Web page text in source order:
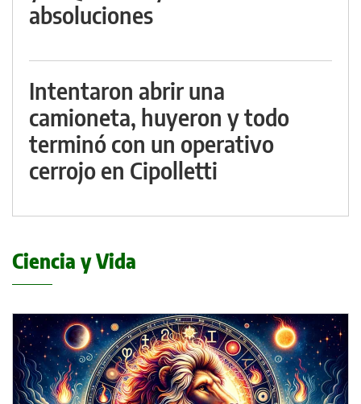
absoluciones
Intentaron abrir una
camioneta, huyeron y todo
terminó con un operativo
cerrojo en Cipolletti
Ciencia y Vida